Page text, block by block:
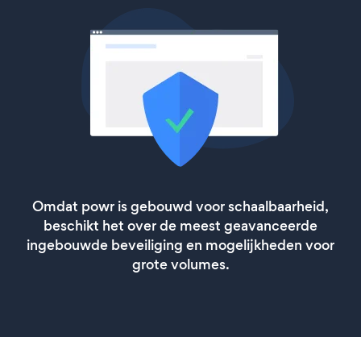
Omdat powr is gebouwd voor schaalbaarheid,
beschikt het over de meest geavanceerde
ingebouwde beveiliging en mogelijkheden voor
grote volumes.